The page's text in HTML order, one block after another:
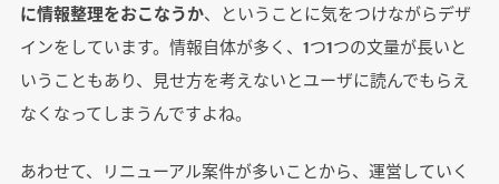
に情報整理をおこなうか、ということに気をつけながらデザ
インをしています。情報自体が多く、1つ1つの文量が長いと
いうこともあり、見せ方を考えないとユーザに読んでもらえ
なくなってしまうんですよね。
あわせて、リニューアル案件が多いことから、運営していく